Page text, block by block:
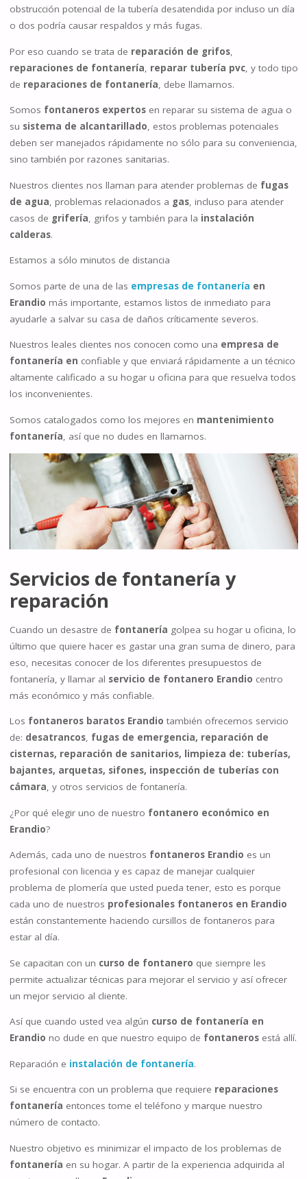
obstrucción potencial de la tubería desatendida por incluso un día
o dos podría causar respaldos y más fugas.
Por eso cuando se trata de reparación de grifos,
reparaciones de fontanería reparar tubería pvc, y todo tipo
de reparaciones de fontanería , debe llamarnos.
Somos fontaneros expertos en reparar su sistema de agua o
su sistema de alcantarillado, estos problemas potenciales
deben ser manejados rápidamente no sólo para su conveniencia,
sino también por razones sanitarias.
Nuestros clientes nos llaman para atender problemas de fugas
de agua , problemas relacionados a gas, incluso para atender
casos de grifería , grifos y también para la instalación
calderas.
Estamos a sólo minutos de distancia
Somos parte de una de las empresas de fontanería en
Erandio más importante, estamos listos de inmediato para
ayudarle a salvar su casa de daños críticamente severos.
Nuestros leales clientes nos conocen como una empresa de
fontanería en confiable y que enviará rápidamente a un técnico
altamente calificado a su hogar u oficina para que resuelva todos
los inconvenientes.
Somos catalogados como los mejores en mantenimiento
fontanería , así que no dudes en llamarnos.
Servicios de fontanería y
reparación
Cuando un desastre de fontanería golpea su hogar u oficina, lo
último que quiere hacer es gastar una gran suma de dinero, para
eso, necesitas conocer de los diferentes presupuestos de
fontanería, y llamar al servicio de fontanero Erandio centro
más económico y más confiable.
Los fontaneros baratos Erandio también ofrecemos servicio
de: desatrancos, fugas de emergencia, reparación de
cisternas, reparación de sanitarios, limpieza de: tuberías,
bajantes, arquetas, sifones, inspección de tuberías con
cámara, y otros servicios de fontanería.
¿Por qué elegir uno de nuestro fontanero económico en
Erandio?
Además, cada uno de nuestros fontaneros Erandio es un
profesional con licencia y es capaz de manejar cualquier
problema de plomería que usted pueda tener, esto es porque
cada uno de nuestros profesionales fontaneros en Erandio
están constantemente haciendo cursillos de fontaneros para
estar al día.
Se capacitan con un curso de fontanero que siempre les
permite actualizar técnicas para mejorar el servicio y así ofrecer
un mejor servicio al cliente.
Así que cuando usted vea algún curso de fontanería en
Erandio no dude en que nuestro equipo de fontanerosestá allí.
Reparación e instalación de fontanería.
Si se encuentra con un problema que requiere reparaciones
fontanería entonces tome el teléfono y marque nuestro
número de contacto.
Nuestro objetivo es minimizar el impacto de los problemas de
fontanería en su hogar. A partir de la experiencia adquirida al